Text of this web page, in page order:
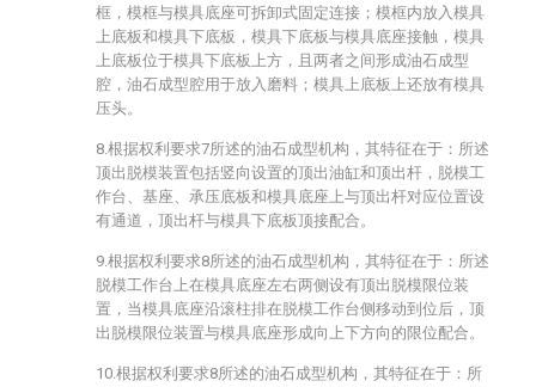
框，模框与模具底座可拆卸式固定连接；模框内放入模具
上底板和模具下底板，模具下底板与模具底座接触，模具
上底板位于模具下底板上方，且两者之间形成油石成型
腔，油石成型腔用于放入磨料；模具上底板上还放有模具
压头。
8.根据权利要求7所述的油石成型机构，其特征在于：所述
顶出脱模装置包括竖向设置的顶出油缸和顶出杆，脱模工
作台、基座、承压底板和模具底座上与顶出杆对应位置设
有通道，顶出杆与模具下底板顶接配合。
9.根据权利要求8所述的油石成型机构，其特征在于：所述
脱模工作台上在模具底座左右两侧设有顶出脱模限位装
置，当模具底座沿滚柱排在脱模工作台侧移动到位后，顶
出脱模限位装置与模具底座形成向上下方向的限位配合。
10.根据权利要求8所述的油石成型机构，其特征在于：所